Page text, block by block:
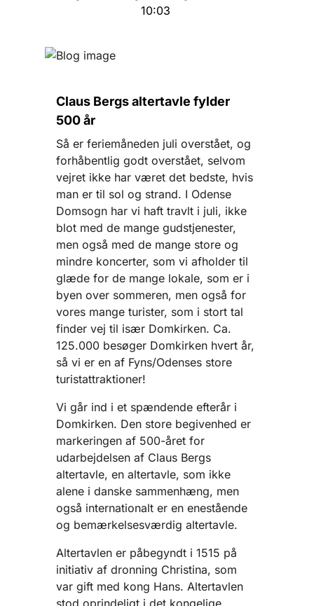
10:03
Claus Bergs altertavle fylder
500 år
Så er feriemåneden juli overstået, og
forhåbentlig godt overstået, selvom
vejret ikke har været det bedste, hvis
man er til sol og strand. I Odense
Domsogn har vi haft travlt i juli, ikke
blot med de mange gudstjenester,
men også med de mange store og
mindre koncerter, som vi afholder til
glæde for de mange lokale, som er i
byen over sommeren, men også for
vores mange turister, som i stort tal
finder vej til især Domkirken. Ca.
125.000 besøger Domkirken hvert år,
så vi er en af Fyns/Odenses store
turistattraktioner!
Vi går ind i et spændende efterår i
Domkirken. Den store begivenhed er
markeringen af 500-året for
udarbejdelsen af Claus Bergs
altertavle, en altertavle, som ikke
alene i danske sammenhæng, men
også internationalt er en enestående
og bemærkelsesværdig altertavle.
Altertavlen er påbegyndt i 1515 på
initiativ af dronning Christina, som
var gift med kong Hans. Altertavlen